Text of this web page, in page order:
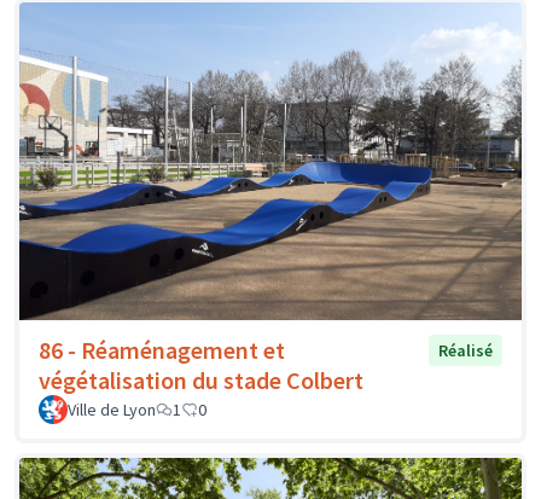
86 - Réaménagement et
végétalisation du stade Colbert
Réalisé
Ville de Lyon 1 0